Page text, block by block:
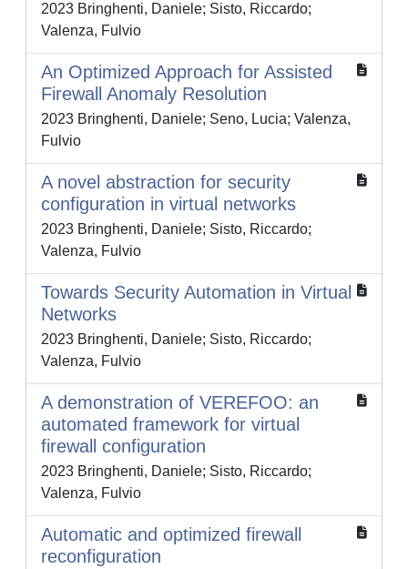
2023 Bringhenti, Daniele; Sisto, Riccardo;
Valenza, Fulvio
An Optimized Approach for Assisted
Firewall Anomaly Resolution
2023 Bringhenti, Daniele; Seno, Lucia; Valenza,
Fulvio
A novel abstraction for security
configuration in virtual networks
2023 Bringhenti, Daniele; Sisto, Riccardo;
Valenza, Fulvio
Towards Security Automation in Virtual
Networks
2023 Bringhenti, Daniele; Sisto, Riccardo;
Valenza, Fulvio
A demonstration of VEREFOO: an
automated framework for virtual
firewall configuration
2023 Bringhenti, Daniele; Sisto, Riccardo;
Valenza, Fulvio
Automatic and optimized firewall
reconfiguration